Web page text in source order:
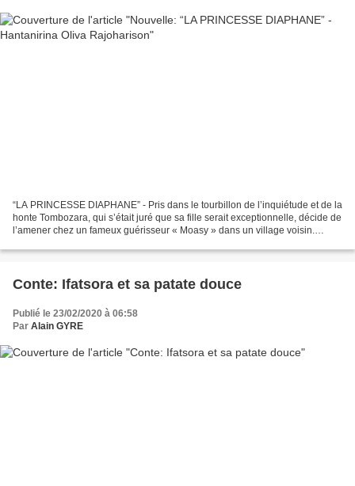
“LA PRINCESSE DIAPHANE” - Pris dans le tourbillon de l’inquiétude et de la
honte Tombozara, qui s’était juré que sa fille serait exceptionnelle, décide de
l’amener chez un fameux guérisseur « Moasy » dans un village voisin.
Conte: Ifatsora et sa patate douce
Publié le 23/02/2020 à 06:58
Par Alain GYRE